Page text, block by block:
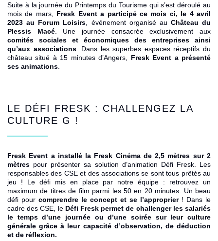
Suite à la journée du Printemps du Tourisme qui s’est déroulé au
mois de mars, Fresk Eventa participé ce mois ci, le 4 avril
2023 au Forum Loisirs , événement organisé au Château du
Plessis Macé. Une journée consacrée exclusivement aux
comités sociales et économiques des entreprises ainsi
qu’aux associations. Dans les superbes espaces réceptifs du
château situé à 15 minutes d’Angers, Fresk Event a présenté
ses animations
LE DÉFI FRESK : CHALLENGEZ LA
CULTURE G !
Fresk Event a installé la Fresk Cinémade 2,5 mètres sur 2
mètres pour présenter sa solution d’animation Défi Fresk. Les
responsables des CSE et des associations se sont tous prêtés au
jeu ! Le défi mis en place par notre équipe : retrouvez un
maximum de titres de film parmi les 50 en 20 minutes. Un beau
défi pour comprendre le concept et se l’approprier! Dans le
cadre des CSE, le Défi Fresk permet de challenger les salariés
le temps d’une journée ou d’une soirée sur leur culture
générale grâce à leur capacité d’observation, de déduction
et de réflexion.